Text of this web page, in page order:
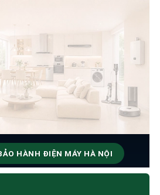
HÀNH ĐIỆN MÁY HÀ NỘI
& BẢO HÀNH